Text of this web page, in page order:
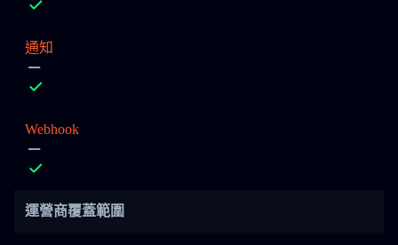
通知
Webhook
運營商覆蓋範圍